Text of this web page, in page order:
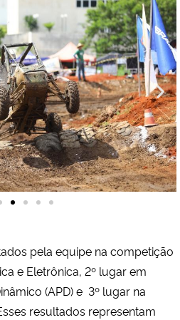
pela equipe na competição
e Eletrônica, 2º lugar em
(APD) e 3º lugar na
resultados representam